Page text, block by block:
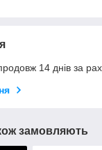
14 днів за
замовляють